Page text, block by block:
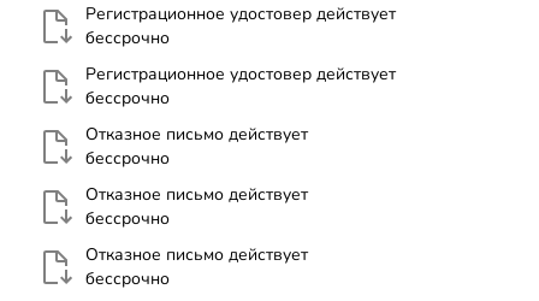
Регистрационное удостовер действует
бессрочно
Регистрационное удостовер действует
бессрочно
Отказное письмо действует
бессрочно
Отказное письмо действует
бессрочно
Отказное письмо действует
бессрочно